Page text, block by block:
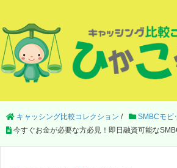
キャッシング比較コレクション / SMBCモビ
今すぐお金が必要な方必見！即日融資可能な